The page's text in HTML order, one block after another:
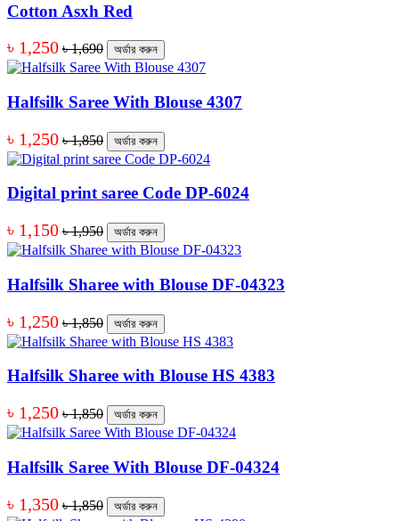
Cotton Asxh Red
৳ 1,250 ৳ 1,690 অর্ডার করুন
Halfsilk Saree With Blouse 4307
৳ 1,250 ৳ 1,850 অর্ডার করুন
Digital print saree Code DP-6024
৳ 1,150 ৳ 1,950 অর্ডার করুন
Halfsilk Sharee with Blouse DF-04323
৳ 1,250 ৳ 1,850 অর্ডার করুন
Halfsilk Sharee with Blouse HS 4383
৳ 1,250 ৳ 1,850 অর্ডার করুন
Halfsilk Saree With Blouse DF-04324
৳ 1,350 ৳ 1,850 অর্ডার করুন